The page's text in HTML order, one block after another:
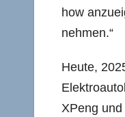
how
nehmen.“
Heute,
XPeng